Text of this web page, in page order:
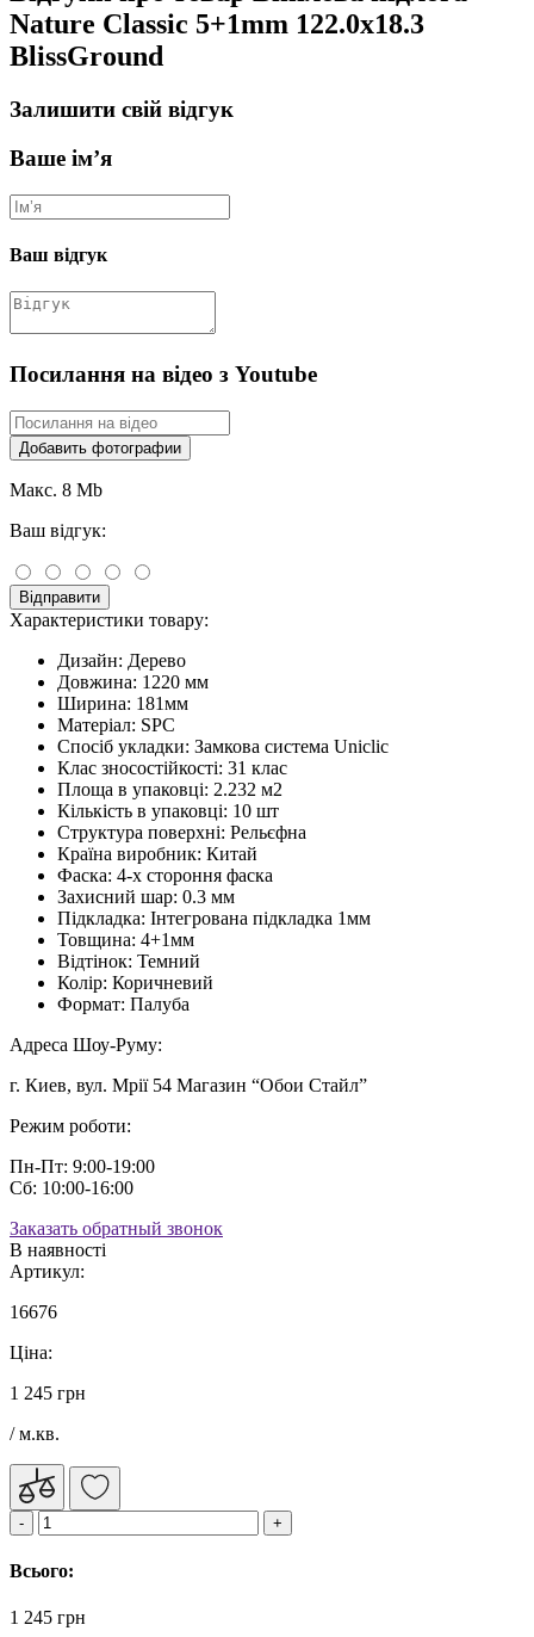
Nature Classic 5+1mm 122.0х18.3
BlissGround
Залишити свій відгук
Ваше ім’я
Ваш відгук
Посилання на відео з Youtube
Добавить фотографии
Макс. 8 Mb
Ваш відгук:
Відправити
Характеристики товару:
Дизайн: Дерево
Довжина: 1220 мм
Ширина: 181мм
Матеріал: SPC
Спосіб укладки: Замкова система Uniclic
Клас зносостійкості: 31 клас
Площа в упаковці: 2.232 м2
Кількість в упаковці: 10 шт
Структура поверхні: Рельєфна
Країна виробник: Китай
Фаска: 4-х стороння фаска
Захисний шар: 0.3 мм
Підкладка: Інтегрована підкладка 1мм
Товщина: 4+1мм
Відтінок: Темний
Колір: Коричневий
Формат: Палуба
Адреса Шоу-Руму:
г. Киев, вул. Мрії 54 Магазин “Обои Стайл”
Режим роботи:
Пн-Пт: 9:00-19:00
Сб: 10:00-16:00
Заказать обратный звонок
В наявності
Артикул:
16676
Ціна:
1 245 грн
/ м.кв.
Всього:
1 245 грн